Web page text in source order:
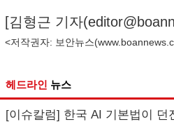
[김형근 기자(
<저작권자: 보안뉴스(
헤드라인 뉴스
[이슈칼럼] 한국 AI 기본법이 던